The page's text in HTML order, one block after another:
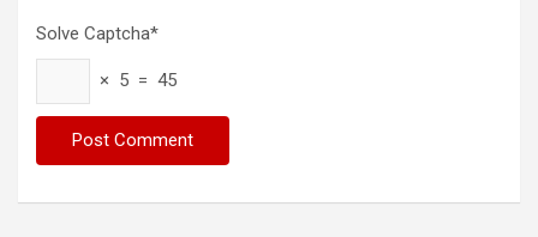
Solve Captcha*
× 5 = 45